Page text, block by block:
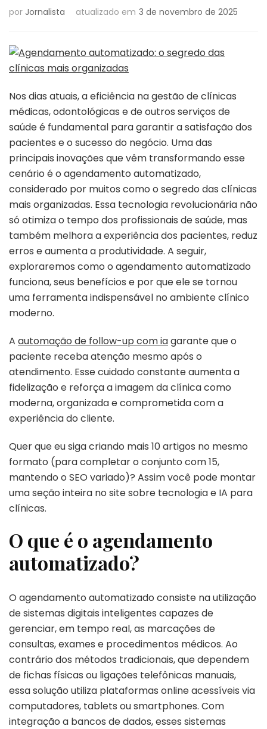
por Jornalista atualizado em 3 de novembro de 2025
Nos dias atuais, a eficiência na gestão de clínicas
médicas, odontológicas e de outros serviços de
saúde é fundamental para garantir a satisfação dos
pacientes e o sucesso do negócio. Uma das
principais inovações que vêm transformando esse
cenário é o agendamento automatizado,
considerado por muitos como o segredo das clínicas
mais organizadas. Essa tecnologia revolucionária não
só otimiza o tempo dos profissionais de saúde, mas
também melhora a experiência dos pacientes, reduz
erros e aumenta a produtividade. A seguir,
exploraremos como o agendamento automatizado
funciona, seus benefícios e por que ele se tornou
uma ferramenta indispensável no ambiente clínico
moderno.
A automação de follow-up com iagarante que o
paciente receba atenção mesmo após o
atendimento. Esse cuidado constante aumenta a
fidelização e reforça a imagem da clínica como
moderna, organizada e comprometida com a
experiência do cliente.
Quer que eu siga criando mais 10 artigos no mesmo
formato (para completar o conjunto com 15,
mantendo o SEO variado)? Assim você pode montar
uma seção inteira no site sobre tecnologia e IA para
clínicas.
O que é o agendamento
automatizado?
O agendamento automatizado consiste na utilização
de sistemas digitais inteligentes capazes de
gerenciar, em tempo real, as marcações de
consultas, exames e procedimentos médicos. Ao
contrário dos métodos tradicionais, que dependem
de fichas físicas ou ligações telefônicas manuais,
essa solução utiliza plataformas online acessíveis via
computadores, tablets ou smartphones. Com
integração a bancos de dados, esses sistemas